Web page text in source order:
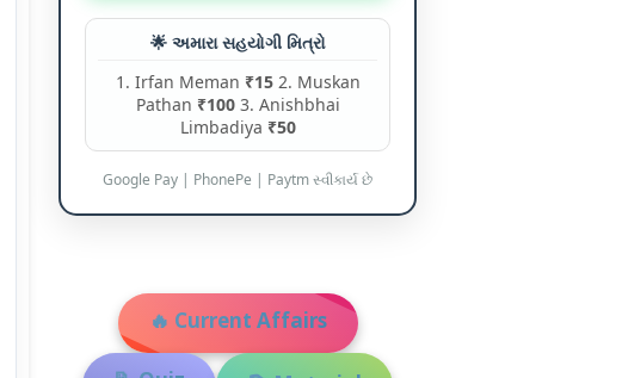
🌟 અમારા સહયોગી મિત્રો
1. Irfan Meman ₹15 2. Muskan
Pathan ₹100 3. Anishbhai
Limbadiya ₹50
Google Pay | PhonePe | Paytm સ્વીકાર્ય છે
🔥 Current Affairs